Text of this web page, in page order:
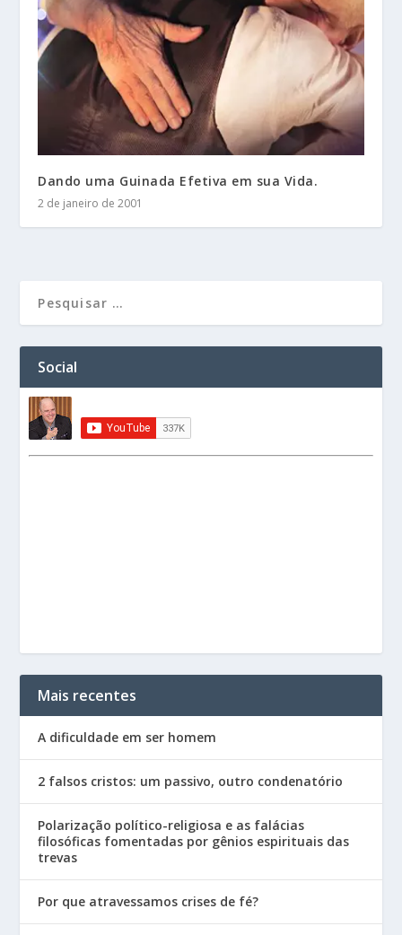
Dando uma Guinada Efetiva em sua Vida.
2 de janeiro de 2001
Social
Mais recentes
A dificuldade em ser homem
2 falsos cristos: um passivo, outro condenatório
Polarização político-religiosa e as falácias
filosóficas fomentadas por gênios espirituais das
trevas
Por que atravessamos crises de fé?